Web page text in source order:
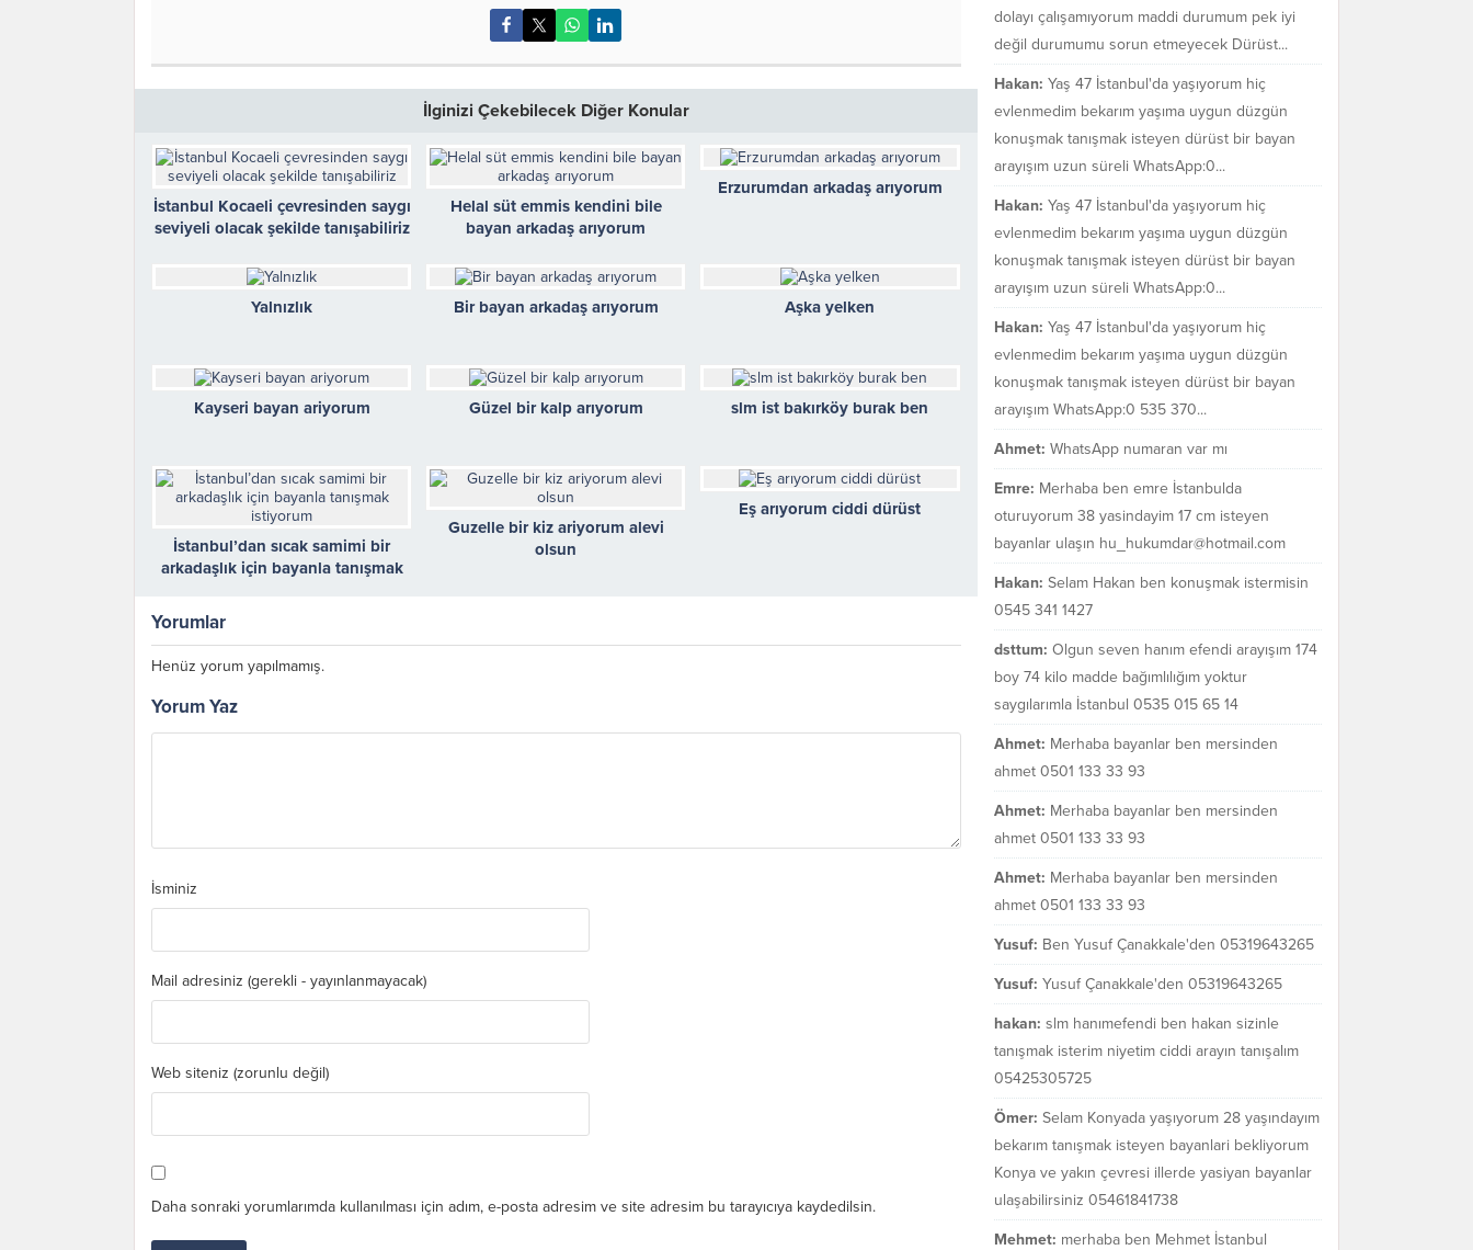
İlginizi Çekebilecek Diğer Konular
İstanbul Kocaeli çevresinden saygı
seviyeli olacak şekilde tanışabiliriz
Helal süt emmis kendini bile
bayan arkadaş arıyorum
Erzurumdan arkadaş arıyorum
Yalnızlık Bir bayan arkadaş arıyorum Aşka yelken
Kayseri bayan ariyorum Güzel bir kalp arıyorum slm ist bakırköy burak ben
İstanbul’dan sıcak samimi bir
arkadaşlık için bayanla tanışmak
Guzelle bir kiz ariyorum alevi
olsun
Eş arıyorum ciddi dürüst
Yorumlar
Henüz yorum yapılmamış.
Yorum Yaz
İsminiz
Mail adresiniz (gerekli - yayınlanmayacak)
Web siteniz (zorunlu değil)
Daha sonraki yorumlarımda kullanılması için adım, e-posta adresim ve site adresim bu tarayıcıya kaydedilsin.
dolayı çalışamıyorum maddi durumum pek iyi
değil durumumu sorun etmeyecek Dürüst...
Hakan: Yaş 47 İstanbul'da yaşıyorum hiç
evlenmedim bekarım yaşıma uygun düzgün
konuşmak tanışmak isteyen dürüst bir bayan
arayışım uzun süreli WhatsApp:0...
Hakan: Yaş 47 İstanbul'da yaşıyorum hiç
evlenmedim bekarım yaşıma uygun düzgün
konuşmak tanışmak isteyen dürüst bir bayan
arayışım uzun süreli WhatsApp:0...
Hakan: Yaş 47 İstanbul'da yaşıyorum hiç
evlenmedim bekarım yaşıma uygun düzgün
konuşmak tanışmak isteyen dürüst bir bayan
arayışım WhatsApp:0 535 370...
Ahmet: WhatsApp numaran var mı
Emre: Merhaba ben emre İstanbulda
oturuyorum 38 yasindayim 17 cm isteyen
bayanlar ulaşın hu_hukumdar@hotmail.com
Hakan: Selam Hakan ben konuşmak istermisin
0545 341 1427
dsttum: Olgun seven hanım efendi arayışım 174
boy 74 kilo madde bağımlılığım yoktur
saygılarımla İstanbul 0535 015 65 14
Ahmet: Merhaba bayanlar ben mersinden
ahmet 0501 133 33 93
Ahmet: Merhaba bayanlar ben mersinden
ahmet 0501 133 33 93
Ahmet: Merhaba bayanlar ben mersinden
ahmet 0501 133 33 93
Yusuf: Ben Yusuf Çanakkale'den 05319643265
Yusuf: Yusuf Çanakkale'den 05319643265
hakan: slm hanımefendi ben hakan sizinle
tanışmak isterim niyetim ciddi arayın tanışalım
05425305725
Ömer: Selam Konyada yaşıyorum 28 yaşındayım
bekarım tanışmak isteyen bayanlari bekliyorum
Konya ve yakın çevresi illerde yasiyan bayanlar
ulaşabilirsiniz 05461841738
Mehmet: merhaba ben Mehmet İstanbul